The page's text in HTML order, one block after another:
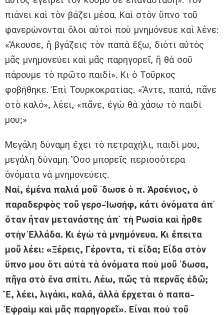
πιάνει καὶ τὸν βάζει μέσα. Καὶ στὸν ὕπνο τοῦ
φανερώνονται ὅλοι αὐτοὶ ποὺ μνημόνευε καὶ λένε:
«Ἄκουσε, ἢ βγάζεις τὸν παπὰ ἔξω, διότι αὐτὸς
μᾶς μνημονεύει καὶ μᾶς παρηγορεῖ, ἢ θὰ σοῦ
πάρουμε τὸ πρῶτο παιδί». Κι ὁ Τοῦρκος
φοβήθηκε. Ἐπὶ Τουρκοκρατίας. «Ἄντε, παπά, πᾶνε
στὸ καλό», λέει, «πᾶνε, ἐγὼ θὰ χάσω τὸ παιδί
μου;»
Μεγάλη δύναμη ἔχει τὸ πετραχήλι, παιδί μου,
μεγάλη δύναμη. Ὅσο μπορεῖς περισσότερα
ὀνόματα νὰ μνημονεύεις.
Ναί, ἐμένα παλιά μοῦ ῾δωσε ὁ π. Ἀρσένιος, ὁ
παραδερφὸς τοῦ γερο-Ἰωσήφ, κάτι ὀνόματα ἀπ᾿
ὅταν ἦταν μετανάστης ἀπ᾿ τὴ Ρωσία καὶ ἦρθε
στὴν Ἑλλάδα. Κι ἐγὼ τὰ μνημόνευα. Κι ἔπειτα
μοῦ λέει: «Ξέρεις, Γέροντα, τί εἶδα; Εἶδα στὸν
ὕπνο μου ὅτι αὐτὰ τὰ ὀνόματα ποὺ μοῦ ῾δωσα,
πῆγα στὸ ἕνα σπίτι. Λέω, πῶς τὰ περνᾶς ἐδῶ;
Ἔ, λέει, λιγάκι, καλά, ἀλλὰ ἔρχεται ὁ παπα-
Ἐφραὶμ καὶ μᾶς παρηγορεῖ». Εἶναι ποὺ τοῦ